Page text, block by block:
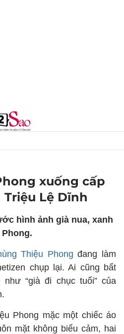
xuống cấp
Lệ Dĩnh
hình ảnh già nua, xanh
Thiệu Phongđang làm
chụp lại. Ai cũng bất
“già đi chục tuổi” của
Phong mặc một chiếc áo
mặt không biểu cảm, hai